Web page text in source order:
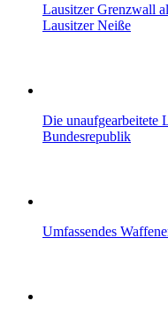
Lausitzer Grenzwall
Lausitzer Neiße
Die unaufgearbeitete
Bundesrepublik
Umfassendes